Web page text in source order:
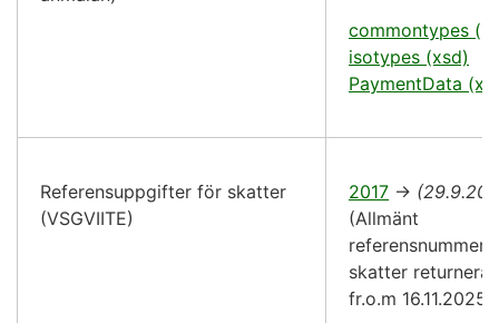
commontypes
isotypes (xsd)
PaymentData
Referensuppgifter för skatter
(VSGVIITE)
2017 ->
(Allmänt
referensnummer
skatter returneras
fr.o.m 16.11.2025)